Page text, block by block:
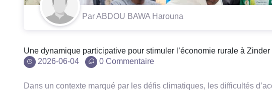
ParABDOU BAWA Harouna
Une dynamique participative pour stimuler l’économie rurale à
2026-06-04
0 Commentaire
Dans un contexte marqué par les défis climatiques, les difficultés